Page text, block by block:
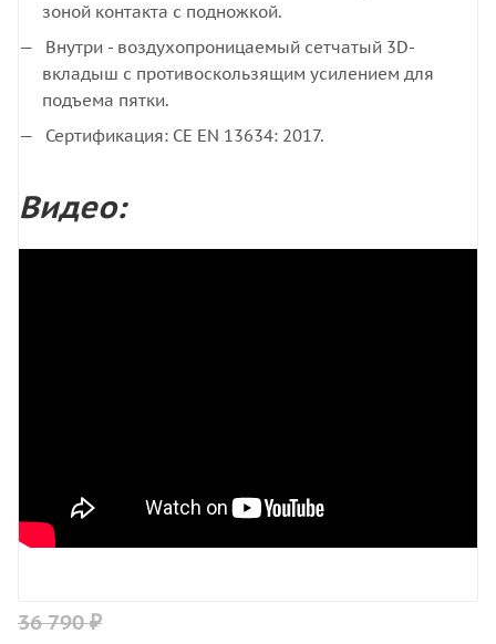
зоной контакта с подножкой.
Внутри - воздухопроницаемый сетчатый 3D-
вкладыш с противоскользящим усилением для
подъема пятки.
Сертификация: CE EN 13634: 2017.
Видео:
36 790 ₽